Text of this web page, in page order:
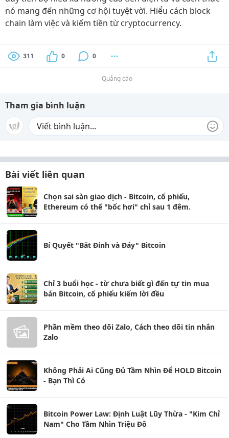
nó mang đến những cơ hội tuyệt vời. Hiểu cách block
chain làm việc và kiếm tiền từ cryptocurrency.
311 0 0
Quảng cáo
Tham gia bình luận
Bài viết liên quan
Chọn sai sàn giao dịch - Bitcoin, cổ phiếu,
Ethereum có thể "bốc hơi" chỉ sau 1 đêm.
Bí Quyết "Bắt Đỉnh và Đáy" Bitcoin
Chỉ 3 buổi học - từ chưa biết gì đến tự tin mua
bán Bitcoin, cổ phiếu kiếm lời đều
Phần mềm theo dõi Zalo, Cách theo dõi tin nhắn
Zalo
Không Phải Ai Cũng Đủ Tầm Nhìn Để HOLD Bitcoin
- Bạn Thì Có
Bitcoin Power Law: Định Luật Lũy Thừa - "Kim Chỉ
Nam" Cho Tầm Nhìn Triệu Đô